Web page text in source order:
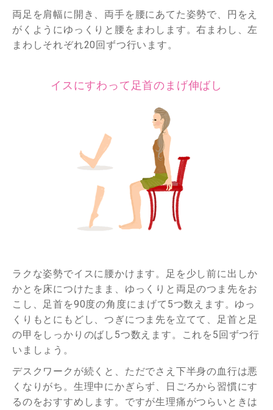
両足を肩幅に開き、両手を腰にあてた姿勢で、円をえ
がくようにゆっくりと腰をまわします。右まわし、左
まわしそれぞれ20回ずつ行います。
イスにすわって足首のまげ伸ばし
ラクな姿勢でイスに腰かけます。足を少し前に出しか
かとを床につけたまま、ゆっくりと両足のつま先をお
こし、足首を90度の角度にまげて5つ数えます。ゆっ
くりもとにもどし、つぎにつま先を立てて、足首と足
の甲をしっかりのばし5つ数えます。これを5回ずつ行
いましょう。
デスクワークが続くと、ただでさえ下半身の血行は悪
くなりがち。生理中にかぎらず、日ごろから習慣にす
るのをおすすめします。ですが生理痛がつらいときは